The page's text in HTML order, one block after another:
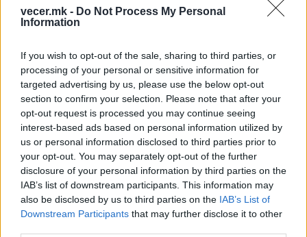
vecer.mk - Do Not Process My Personal
Information
If you wish to opt-out of the sale, sharing to third parties, or
processing of your personal or sensitive information for
targeted advertising by us, please use the below opt-out
section to confirm your selection. Please note that after your
opt-out request is processed you may continue seeing
interest-based ads based on personal information utilized by
us or personal information disclosed to third parties prior to
your opt-out. You may separately opt-out of the further
disclosure of your personal information by third parties on the
IAB’s list of downstream participants. This information may
also be disclosed by us to third parties on the IAB’s List of
Downstream Participants that may further disclose it to other
инвестираат во обука и развој на вработените.
„Имено, меѓу компаниите што ја
подоцна се покајаа за отпуштањата, бидејќи
го намалија бројот на луѓе потребни за
надгледување на вештачката
интелигенција“, се вели во извештајот на
Intuition Labs.
Според извештајот на софтверската компанија
„Orgview“, 39 проценти од бизнис лидерите
отпуштиле вработени поради воведувањето на
вештачката интелигенција, но 55 проценти од
нив признале дека некои одлуки за отпуштање
биле погрешни.